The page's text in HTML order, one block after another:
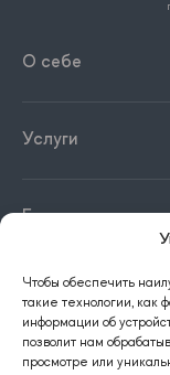
Чтобы обеспечить
такие технологии, как
информации об
позволит нам
просмотре или
О себе
Услуги
Блог